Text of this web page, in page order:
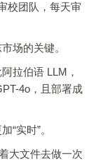
校团队，每天审
场的关键。
拉伯语 LLM，
4o，且部署成
实时”。
大文件去做一次